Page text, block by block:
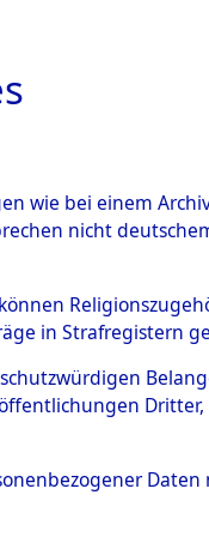
wie bei einem
nicht
in Strafregistern
Daten